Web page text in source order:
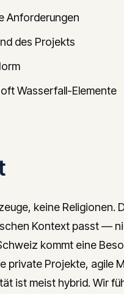
Anforderungen
des Projekts
Wasserfall-Elemente
keine Religionen.
Kontext passt —
kommt eine
private Projekte, agile
ist meist hybrid. Wir